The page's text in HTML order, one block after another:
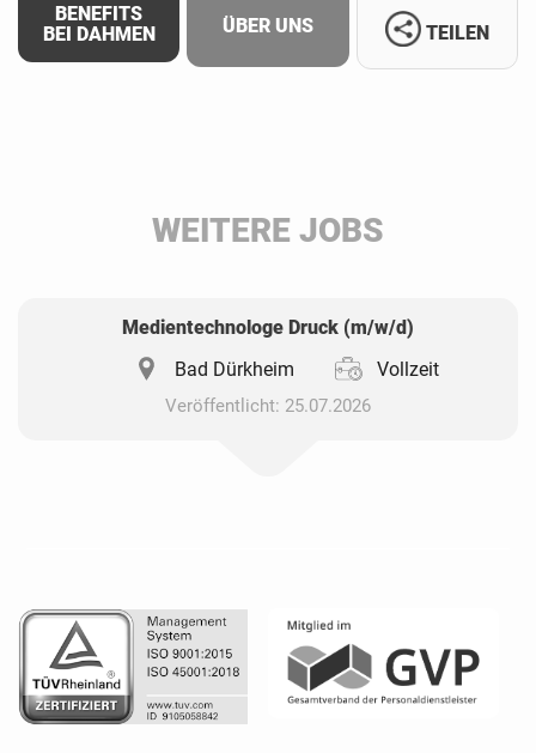
BENEFITS
BEI DAHMEN
ÜBER UNS TEILEN
WEITERE JOBS
Medientechnologe Druck (m/w/d)
Bad Dürkheim
Vollzeit
Veröffentlicht: 25.07.2026